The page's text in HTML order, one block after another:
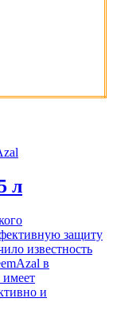
л
защиту
известность
в
имеет
и